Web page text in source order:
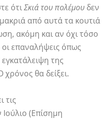
ότιΣκιά του πολέμου δεν
από αυτά τα κουτιά
ακόμη και αν όχι τόσο
οι επαναλήψεις όπως
της
θα δείξει.
τις
(Επίσημη